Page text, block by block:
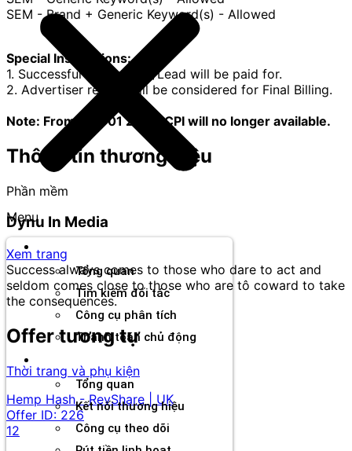
Menu
Thương hiệu
Tổng quan
Tìm kiếm đối tác
Công cụ phân tích
Thanh toán chủ động
Tổng quan
Kết nối thương hiệu
Công cụ theo dõi
SEM - Brand + Generic Keyword(s) - Allowed
Special Instructions:
1. Successful transaction/Lead will be paid for.
2. Advertiser report will be considered for Final Billing.
Note: From May 01 2025, CPI will no longer available.
Thông tin thương hiệu
Phần mềm
Dynu In Media
Xem trang
Success always comes to those who dare to act and
seldom comes close to those who are tô coward to take
the consequences.
Offer tương tự
Thời trang và phụ kiện
Hemp Hash - RevShare | UK
Offer ID: 226
12